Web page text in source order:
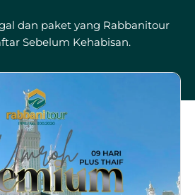
dan paket yang Rabbanitour
Sebelum Kehabisan.